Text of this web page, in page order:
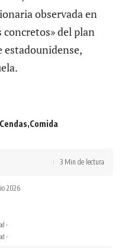
observada en
del plan
estadounidense,
Cendas Comida
2026
3 Min de lectura
-
-